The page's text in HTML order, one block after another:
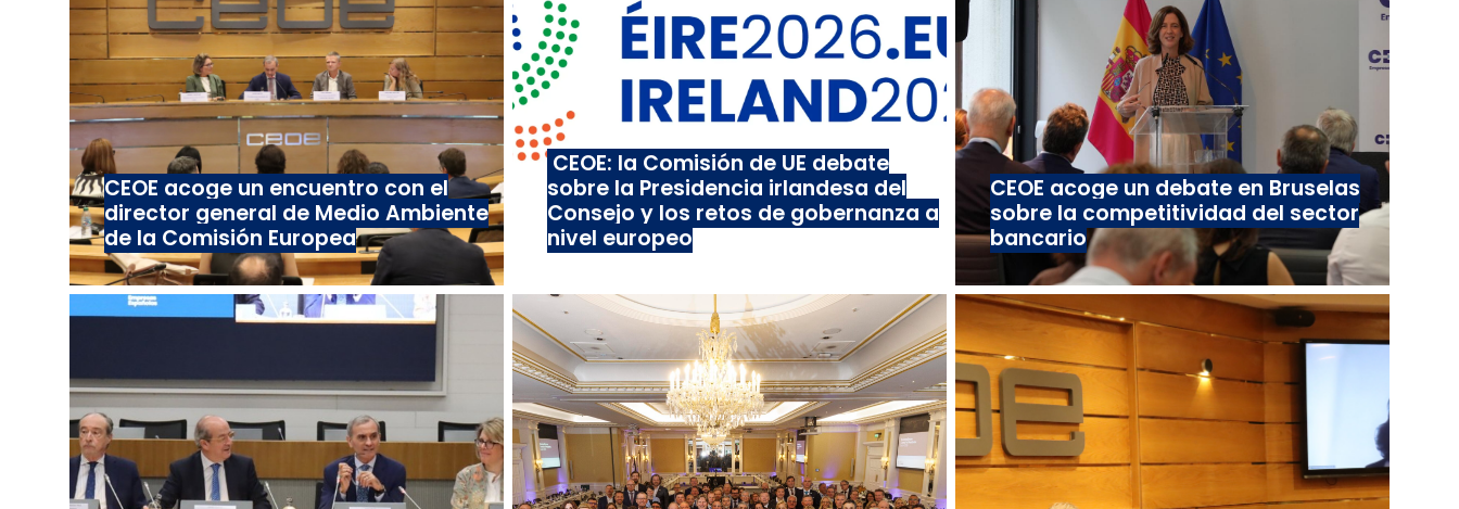
CEOE acoge un encuentro con el
director general de Medio Ambiente
de la Comisión Europea
CEOE: la Comisión de UE debate
sobre la Presidencia irlandesa del
Consejo y los retos de gobernanza a
nivel europeo
CEOE acoge un debate en Bruselas
sobre la competitividad del sector
bancario